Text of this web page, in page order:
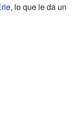
, lo que le da un